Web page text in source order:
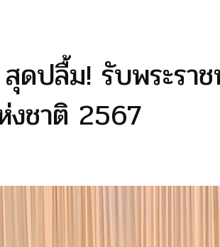
ดปลื้ม! รับพระรา
ชาติ 2567